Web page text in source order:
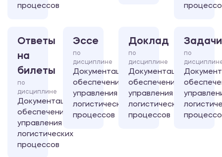
процессов
Ответы
на
билеты
по
дисциплине
Документационное
обеспечение
управления
логистических
процессов
Эссе
по
дисциплине
Документационное
обеспечение
управления
логистических
процессов
Доклад
по
дисциплине
Документационное
обеспечение
управления
логистических
процессов
Задачи
по